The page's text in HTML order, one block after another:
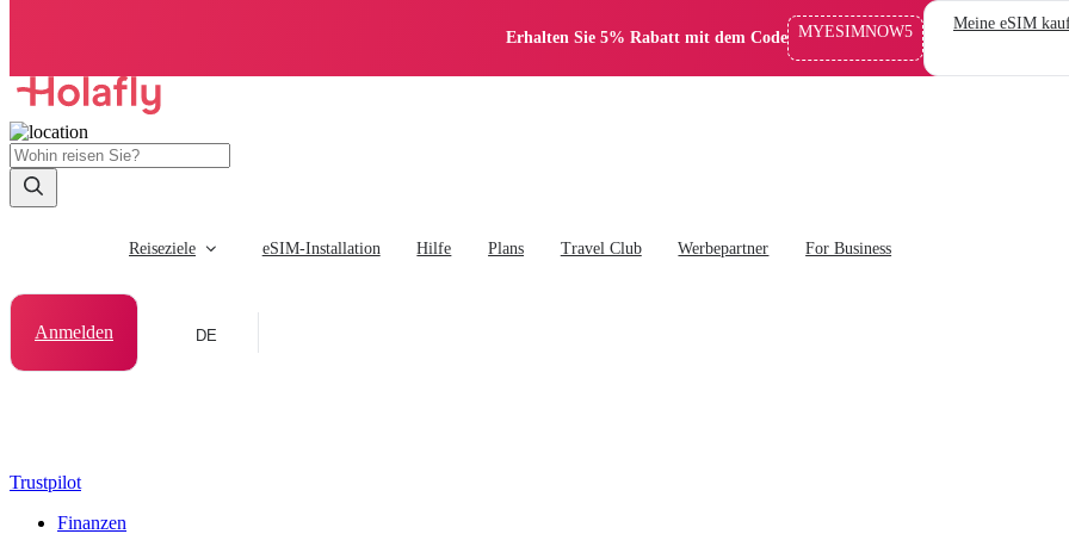
Erhalten Sie 5% Rabatt mit dem Code MYESIMNOW5 Meine eSIM
Reiseziele eSIM-Installation Hilfe Plans Travel Club Werbepartner For Business
Anmelden DE
Trustpilot
Finanzen